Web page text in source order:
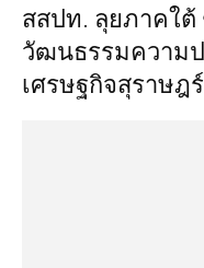
สสปท. ลุยภาคใต้
วัฒนธรรมความ
เศรษฐกิจสุราษฎ